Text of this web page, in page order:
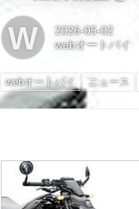
W
2026-05-02
webオートバイ
webオートバイ ニュース